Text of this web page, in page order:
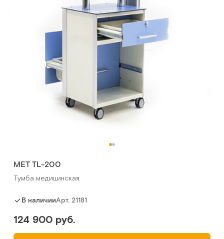
MET TL-200
Тумба медицинская
В наличииАрт. 21181
124 900 руб.